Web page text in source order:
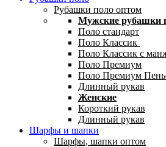
Рубашки поло оптом
Мужские рубашки
Поло стандарт
Поло Классик
Поло Классик с
Поло Премиум
Поло Премиум
Длинный рукав
Женские
Короткий рукав
Длинный рукав
Шарфы и шапки
Шарфы, шапки оптом